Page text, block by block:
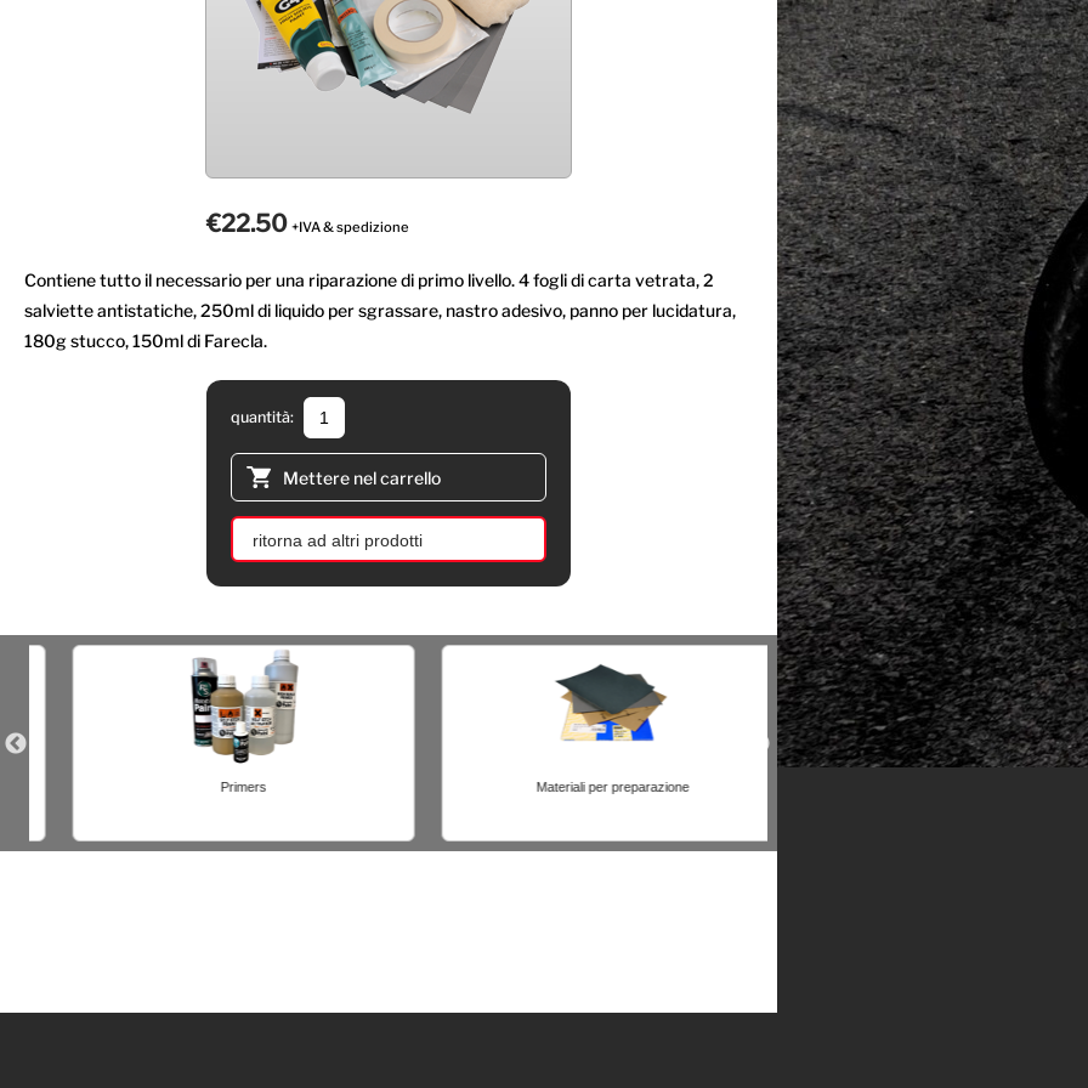
€22.50 +IVA & spedizione
Contiene tutto il necessario per una riparazione di primo livello. 4 fogli di carta vetrata, 2
salviette antistatiche, 250ml di liquido per sgrassare, nastro adesivo, panno per lucidatura,
180g stucco, 150ml di Farecla.
quantità:
Mettere nel carrello
ritorna ad altri prodotti
Materiali per preparazione Materiali per lucidatura